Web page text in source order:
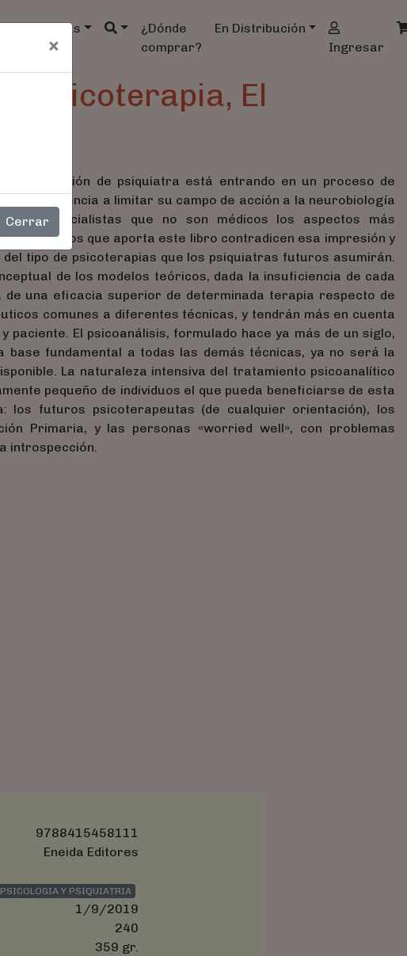
Agendas
¿Dónde
comprar?
En Distribución
Ingresar
×
Cerrar
Psicoterapia, El
la profesión de psiquiatra está entrando en un proceso de
una tendencia a limitar su campo de acción a la neurobiología
especialistas que no son médicos los aspectos más
Los datos que aporta este libro contradicen esa impresión y
tipo de psicoterapias que los psiquiatras futuros asumirán.
de los modelos teóricos, dada la insuficiencia de cada
una eficacia superior de determinada terapia respecto de
comunes a diferentes técnicas, y tendrán más en cuenta
El psicoanálisis, formulado hace ya más de un siglo,
base fundamental a todas las demás técnicas, ya no será la
La naturaleza intensiva del tratamiento psicoanalítico
pequeño de individuos el que pueda beneficiarse de esta
los futuros psicoterapeutas (de cualquier orientación), los
Primaria, y las personas «worried well», con problemas
introspección.
9788415458111
Eneida Editores
PSICOLOGIA Y PSIQUIATRIA
1/9/2019
240
359 gr.